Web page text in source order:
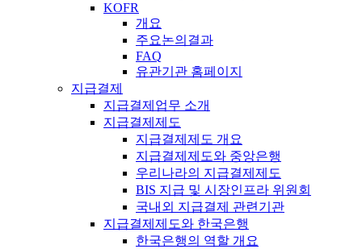
KOFR
개요
주요논의결과
FAQ
유관기관 홈페이지
지급결제
지급결제업무 소개
지급결제제도
지급결제제도 개요
지급결제제도와 중앙은행
우리나라의 지급결제제도
BIS 지급 및 시장인프라 위원회
국내외 지급결제 관련기관
지급결제제도와 한국은행
한국은행의 역할 개요